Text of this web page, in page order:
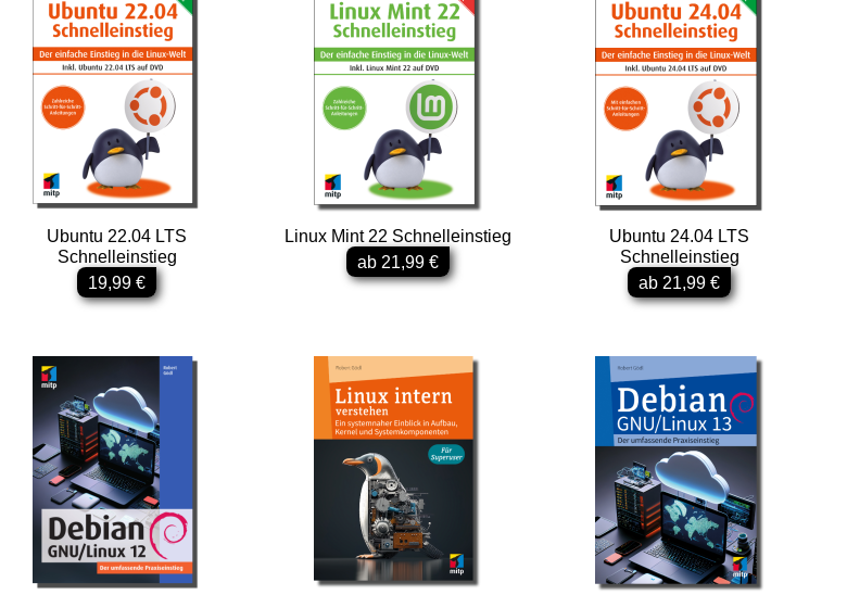
Ubuntu 22.04 LTS
Schnelleinstieg
19,99 €
Linux Mint 22 Schnelleinstieg
ab 21,99 €
Ubuntu 24.04 LTS
Schnelleinstieg
ab 21,99 €